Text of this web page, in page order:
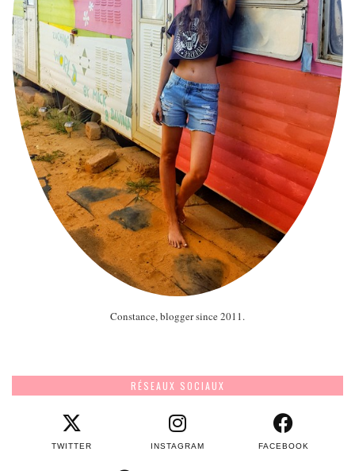
Constance, blogger since 2011.
RÉSEAUX SOCIAUX
TWITTER INSTAGRAM FACEBOOK